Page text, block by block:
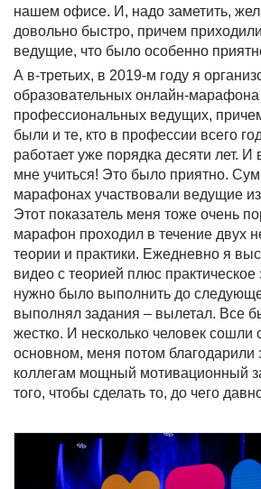
нашем офисе. И, надо заметить,
довольно быстро, причем
ведущие, что было особенно
А в-третьих, в 2019-м году я
образовательных онлайн-марафона
профессиональных ведущих,
были и те, кто в профессии всего
работает уже порядка десяти лет.
мне учиться! Это было приятно.
марафонах участвовали ведущие из
Этот показатель меня тоже очень
марафон проходил в течение двух
теории и практики. Ежедневно я
видео с теорией плюс практическое
нужно было выполнить до
выполнял задания – вылетал. Все
жестко. И несколько человек сошли
основном, меня потом благодарили
коллегам мощный мотивационный
того, чтобы сделать то, до чего